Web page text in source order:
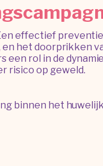
effectief
en het doorprikken
rol in de
risico op geweld.
binnen het huwelijk